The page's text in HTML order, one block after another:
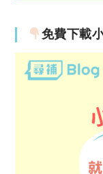
免費下載